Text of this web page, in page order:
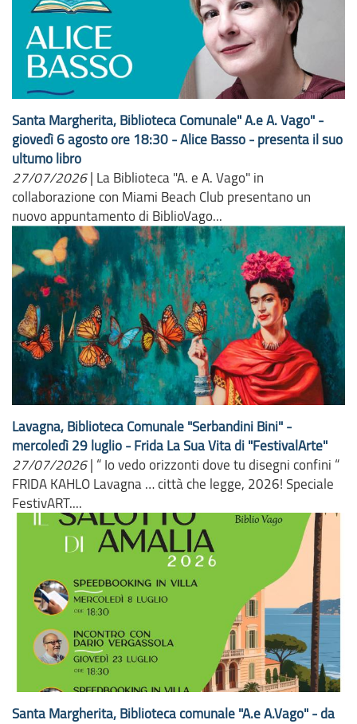
Santa Margherita, Biblioteca Comunale" A.e A. Vago" -
giovedì 6 agosto ore 18:30 - Alice Basso - presenta il suo
ultumo libro
27/07/2026 | La Biblioteca "A. e A. Vago" in
collaborazione con Miami Beach Club presentano un
nuovo appuntamento di BiblioVago...
Lavagna, Biblioteca Comunale "Serbandini Bini" -
mercoledì 29 luglio - Frida La Sua Vita di "FestivalArte"
27/07/2026 | “ Io vedo orizzonti dove tu disegni confini “
FRIDA KAHLO Lavagna … città che legge, 2026! Speciale
FestivART....
Santa Margherita, Biblioteca comunale "A.e A.Vago" - da